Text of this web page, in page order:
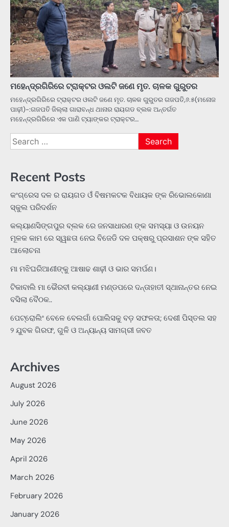
ମହେନ୍ଦ୍ରଗିରିରେ ଟ୍ରାକ୍ଟର ଓଲଟି ଜଣେ ମୃତ. ଚାଳକ ଗୁରୁତର
ମହେନ୍ଦ୍ରଗିରିରେ ଟ୍ରାକ୍ଟର ଓଲଟି ଜଣେ ମୃତ. ଚାଳକ ଗୁରୁତର ଗଜପତି,୬.୫(ମନୋଜ
ପାଢ଼ୀ)-:ଗଜପତି ଜିଲ୍ଲା ଗାରାବନ୍ଧ ଥାନାର ରାୟଗଡ ବ୍ଲକ ଅନ୍ତର୍ଗତ
ମହେନ୍ଦ୍ରଗିରିରେ ଏକ ପାଣି ଟ୍ୟାଙ୍କର ଟ୍ରାକ୍ଟର…
Search
for:
Recent Posts
କଂଗ୍ରେସ ଦଳ ର ରାୟଗଡ ଓଁ ବିଷମକଟକ ବିଧାୟକ ଙ୍କ ରିଭୋଲକୋଣା
ସ୍କୁଲ ପରିଦର୍ଶନ
କଲ୍ୟାଣସିଙ୍ଗପୁର ବ୍ଲକ ରେ ଜନସାଧାରଣ ଙ୍କ ସମସ୍ୟା ଓ ଉନୟନ
ମୂଳକ କାମ ରେ ସ୍ୱଛତା ନେଇ ବିଜେଡି ଦଳ ପକ୍ଷରୁ ପ୍ରସାଶନ ଙ୍କ ସହିତ
ଆଲୋଚନା
ମା ମଝିଘରିଆଣୀଙ୍କୁ ଆଷାଢ ଶାଢ଼ୀ ଓ ଭାର ସମର୍ପଣ।
ଟିକାବାଲି ମା ଭୈରବୀ କଲ୍ୟାଣୀ ମଣ୍ଡପରେ ଦନ୍ତାହାତୀ ସ୍ଥାନାନ୍ତର ନେଇ
ବସିଲା ବୈଠକ..
ପେଟ୍ରୋଲିଂ ବେଳେ ବେଲଗାଁ ପୋଲିସକୁ ବଡ଼ ସଫଳତା; ଦେଶୀ ପିସ୍ତଲ ସହ
୨ ଯୁବକ ଗିରଫ, ଗୁଳି ଓ ଅନ୍ୟାନ୍ୟ ସାମଗ୍ରୀ ଜବତ
Archives
August 2026
July 2026
June 2026
May 2026
April 2026
March 2026
February 2026
January 2026